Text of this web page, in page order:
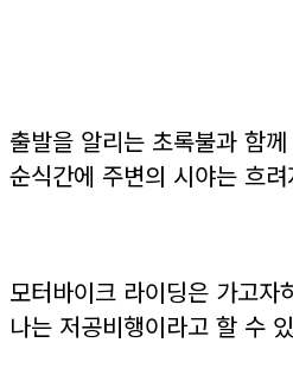
출발을 알리는 초록불과 함
순식간에 주변의 시야는 흐
모터바이크 라이딩은 가고
나는 저공비행이라고 할 수